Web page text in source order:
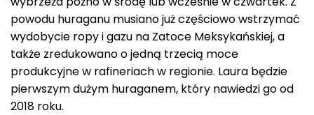
powodu huraganu musiano już częściowo wstrzymać
wydobycie ropy i gazu na Zatoce Meksykańskiej, a
także zredukowano o jedną trzecią moce
produkcyjne w rafineriach w regionie. Laura będzie
pierwszym dużym huraganem, który nawiedzi go od
2018 roku.